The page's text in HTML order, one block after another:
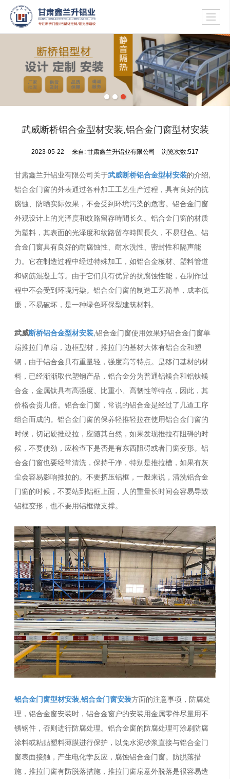
武威断桥铝合金型材安装,铝合金门窗型材安装
2023-05-22 来自: 甘肃鑫兰升铝业有限公司 浏览次数:517
甘肃鑫兰升铝业有限公司关于武威断桥铝合金型材安装的介绍,
铝合金门窗的外表通过各种加工工艺生产过程，具有良好的抗
腐蚀、防晒实际效果，不会受到环境污染的危害。铝合金门窗
外观设计上的光泽度和纹路留存時間长久。铝合金门窗的材质
为塑料，其表面的光泽度和纹路留存時間長久，不易褪色。铝
合金门窗具有良好的耐腐蚀性、耐水洗性、密封性和隔声能
力。它在制造过程中经过特殊加工，如铝合金板材、塑料管道
和钢筋混凝土等。由于它们具有优异的抗腐蚀性能，在制作过
程中不会受到环境污染。铝合金门窗的制造工艺简单，成本低
廉，不易破坏，是一种绿色环保型建筑材料。
武威断桥铝合金型材安装,铝合金门窗使用效果好铝合金门窗单
扇推拉门单扇，边框型材，推拉门的基材大体有铝合金和塑
钢，由于铝合金具有重量轻，强度高等特点。是移门基材的材
料，已经渐渐取代塑钢产品，铝合金分为普通铝镁合和铝钛镁
合金，金属钛具有高强度、比重小、高韧性等特点，因此，其
价格会贵几倍。铝合金门窗，常说的铝合金是经过了几道工序
组合而成的。铝合金门窗的保养轻推轻拉在使用铝合金门窗的
时候，切记硬推硬拉，应随其自然，如果发现推拉有阻碍的时
候，不要使劲，应检查下是否是有东西阻碍或者门窗变形。铝
合金门窗也要经常清洗，保持干净，特别是推拉槽，如果有灰
尘会容易影响推拉的。不要挤压铝框，一般来说，清洗铝合金
门窗的时候，不要站到铝框上面，人的重量长时间会容易导致
铝框变形，也不要用铝框做支撑。
铝合金门窗型材安装,铝合金门窗安装方面的注意事项，防腐处
理，铝合金窗安装时，铝合金窗户的安装用金属零件尽量用不
锈钢件，否则进行防腐处理。铝合金窗的防腐处理可涂刷防腐
涂料或粘贴塑料薄膜进行保护，以免水泥砂浆直接与铝合金门
窗表面接触，产生电化学反应，腐蚀铝合金门窗。防脱落措
施，推拉门窗有防脱落措施，推拉门窗扇意外脱落是很容易造